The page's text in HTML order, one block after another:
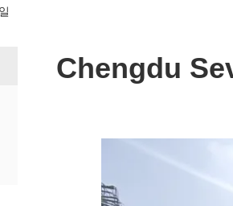
Chengdu